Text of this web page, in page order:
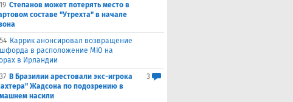
Степанов может потерять место в
составе "Утрехта" в начале
Каррик анонсировал возвращение
в расположение МЮ на
в Ирландии
В Бразилии арестовали экс-игрока
Жадсона по подозрению в
насили
3